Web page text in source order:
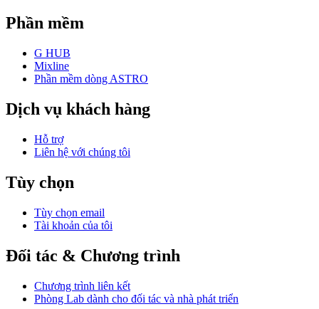
Phần mềm
G HUB
Mixline
Phần mềm dòng ASTRO
Dịch vụ khách hàng
Hỗ trợ
Liên hệ với chúng tôi
Tùy chọn
Tùy chọn email
Tài khoản của tôi
Đối tác & Chương trình
Chương trình liên kết
Phòng Lab dành cho đối tác và nhà phát triển